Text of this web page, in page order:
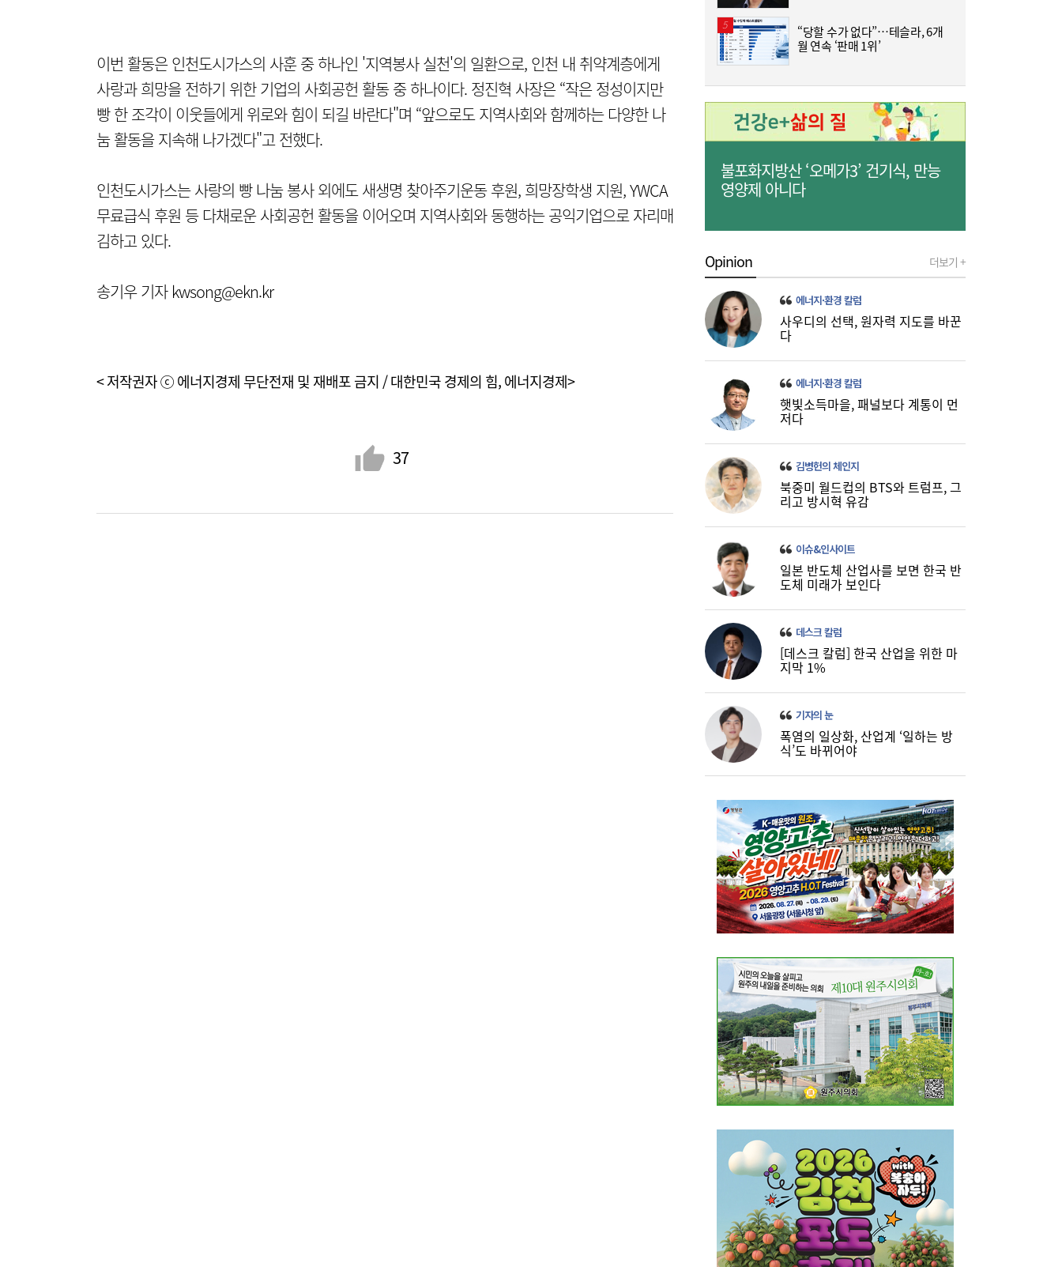
이번 활동은 인천도시가스의 사훈 중 하나인 '지역봉사 실천'의 일환으로, 인천 내 취약계층에게
사랑과 희망을 전하기 위한 기업의 사회공헌 활동 중 하나이다. 정진혁 사장은 “작은 정성이지만
빵 한 조각이 이웃들에게 위로와 힘이 되길 바란다"며 “앞으로도 지역사회와 함께하는 다양한 나
눔 활동을 지속해 나가겠다"고 전했다.
인천도시가스는 사랑의 빵 나눔 봉사 외에도 새생명 찾아주기운동 후원, 희망장학생 지원, YWCA
무료급식 후원 등 다채로운 사회공헌 활동을 이어오며 지역사회와 동행하는 공익기업으로 자리매
김하고 있다.
송기우 기자 kwsong@ekn.kr
< 저작권자 ⓒ 에너지경제 무단전재 및 재배포 금지 / 대한민국 경제의 힘, 에너지경제>
37
17:54
“한은도 금 산다”…4000달러 지킨 국제금값,
바닥 다졌나 [머니+]
17:15
키즈 매거진 ‘보나몽’ 8월호, 교보문고 잡지
일간베스트 4위 올라
17:15
[금융권 풍향계] “AI 업무 혁신 속도”…SBI저
축은행, 전사 교육 확대 外
“당할 수가 없다”…테슬라, 6개
월 연속 ‘판매 1위’
불포화지방산 ‘오메가3’ 건기식, 만능
영양제 아니다
Opinion 더보기 +
에너지·환경 칼럼
사우디의 선택, 원자력 지도를 바꾼
다
에너지·환경 칼럼
햇빛소득마을, 패널보다 계통이 먼
저다
김병헌의 체인지
북중미 월드컵의 BTS와 트럼프, 그
리고 방시혁 유감
이슈&인사이트
일본 반도체 산업사를 보면 한국 반
도체 미래가 보인다
데스크 칼럼
[데스크 칼럼] 한국 산업을 위한 마
지막 1%
기자의 눈
폭염의 일상화, 산업계 ‘일하는 방
식’도 바뀌어야